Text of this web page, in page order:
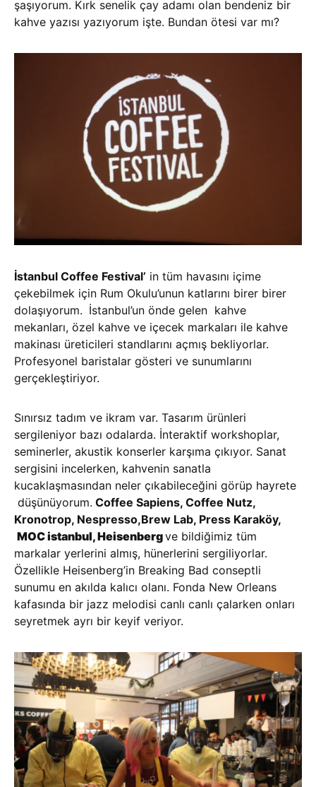
şaşıyorum. Kırk senelik çay adamı olan bendeniz bir
kahve yazısı yazıyorum işte. Bundan ötesi var mı?
İstanbul Coffee Festival’ in tüm havasını içime
çekebilmek için Rum Okulu’unun katlarını birer birer
dolaşıyorum. İstanbul’un önde gelen kahve
mekanları, özel kahve ve içecek markaları ile kahve
makinası üreticileri standlarını açmış bekliyorlar.
Profesyonel baristalar gösteri ve sunumlarını
gerçekleştiriyor.
Sınırsız tadım ve ikram var. Tasarım ürünleri
sergileniyor bazı odalarda. İnteraktif workshoplar,
seminerler, akustik konserler karşıma çıkıyor. Sanat
sergisini incelerken, kahvenin sanatla
kucaklaşmasından neler çıkabileceğini görüp hayrete
düşünüyorum. Coffee Sapiens, Coffee Nutz,
Kronotrop, Nespresso,Brew Lab, Press Karaköy,
MOC istanbul, Heisenbergve bildiğimiz tüm
markalar yerlerini almış, hünerlerini sergiliyorlar.
Özellikle Heisenberg’in Breaking Bad conseptli
sunumu en akılda kalıcı olanı. Fonda New Orleans
kafasında bir jazz melodisi canlı canlı çalarken onları
seyretmek ayrı bir keyif veriyor.